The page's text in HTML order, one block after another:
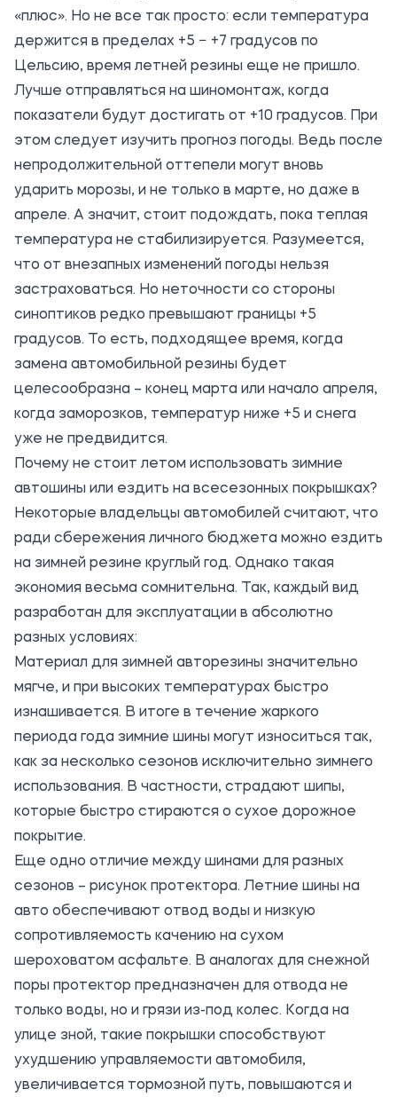
«плюс». Но не все так просто: если температура
держится в пределах +5 − +7 градусов по
Цельсию, время летней резины еще не пришло.
Лучше отправляться на шиномонтаж, когда
показатели будут достигать от +10 градусов. При
этом следует изучить прогноз погоды. Ведь после
непродолжительной оттепели могут вновь
ударить морозы, и не только в марте, но даже в
апреле. А значит, стоит подождать, пока теплая
температура не стабилизируется. Разумеется,
что от внезапных изменений погоды нельзя
застраховаться. Но неточности со стороны
синоптиков редко превышают границы +5
градусов. То есть, подходящее время, когда
замена автомобильной резины будет
целесообразна – конец марта или начало апреля,
когда заморозков, температур ниже +5 и снега
уже не предвидится.
Почему не стоит летом использовать зимние
автошины или ездить на всесезонных покрышках?
Некоторые владельцы автомобилей считают, что
ради сбережения личного бюджета можно ездить
на зимней резине круглый год. Однако такая
экономия весьма сомнительна. Так, каждый вид
разработан для эксплуатации в абсолютно
разных условиях:
Материал для зимней авторезины значительно
мягче, и при высоких температурах быстро
изнашивается. В итоге в течение жаркого
периода года зимние шины могут износиться так,
как за несколько сезонов исключительно зимнего
использования. В частности, страдают шипы,
которые быстро стираются о сухое дорожное
покрытие.
Еще одно отличие между шинами для разных
сезонов – рисунок протектора. Летние шины на
авто обеспечивают отвод воды и низкую
сопротивляемость качению на сухом
шероховатом асфальте. В аналогах для снежной
поры протектор предназначен для отвода не
только воды, но и грязи из-под колес. Когда на
улице зной, такие покрышки способствуют
ухудшению управляемости автомобиля,
увеличивается тормозной путь, повышаются и